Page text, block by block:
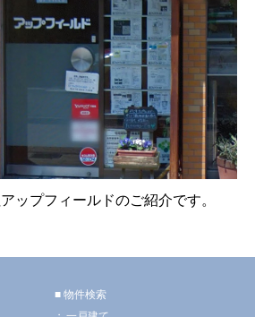
ップフィールドのご紹介です。
物件検索